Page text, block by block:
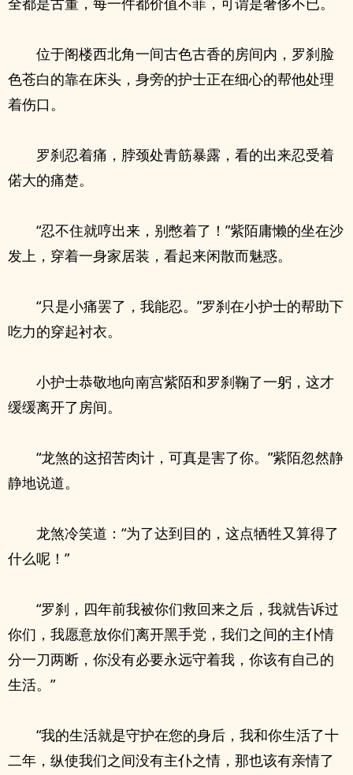
位于阁楼西北角一间古色古香的房间内，罗刹脸
色苍白的靠在床头，身旁的护士正在细心的帮他处理
着伤口。
罗刹忍着痛，脖颈处青筋暴露，看的出来忍受着
偌大的痛楚。
“忍不住就哼出来，别憋着了！”紫陌庸懒的坐在沙
发上，穿着一身家居装，看起来闲散而魅惑。
“只是小痛罢了，我能忍。”罗刹在小护士的帮助下
吃力的穿起衬衣。
小护士恭敬地向南宫紫陌和罗刹鞠了一躬，这才
缓缓离开了房间。
“龙煞的这招苦肉计，可真是害了你。”紫陌忽然静
静地说道。
龙煞冷笑道：“为了达到目的，这点牺牲又算得了
什么呢！”
“罗刹，四年前我被你们救回来之后，我就告诉过
你们，我愿意放你们离开黑手党，我们之间的主仆情
分一刀两断，你没有必要永远守着我，你该有自己的
生活。”
“我的生活就是守护在您的身后，我和你生活了十
二年，纵使我们之间没有主仆之情，那也该有亲情了